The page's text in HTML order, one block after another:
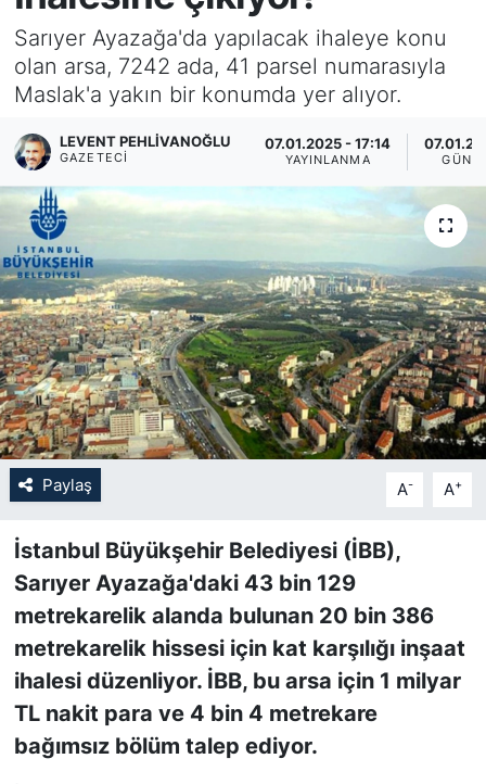
Sarıyer Ayazağa'da yapılacak ihaleye konu
olan arsa, 7242 ada, 41 parsel numarasıyla
Maslak'a yakın bir konumda yer alıyor.
LEVENT PEHLIVANOĞLU
GAZETECI
07.01.2025 - 17:14
YAYINLANMA
Paylaş A- A+
İstanbul Büyükşehir Belediyesi (İBB),
Sarıyer Ayazağa'daki 43 bin 129
metrekarelik alanda bulunan 20 bin 386
metrekarelik hissesi için kat karşılığı inşaat
ihalesi düzenliyor. İBB, bu arsa için 1 milyar
TL nakit para ve 4 bin 4 metrekare
bağımsız bölüm talep ediyor.
KÖŞE YAZILARI
KÖŞE YAZILARI (Arşiv)
KÜLTÜR SANAT
MAGAZİN
RÖPORTAJ
SAĞLIK
SARIYER HABERLERİ
SARIYER İMAR BARIŞI
SEKTÖR
SİYASET
SON DAKİKA HABERİ
SPOR
TEKNOLOJİ
TÜRKİYE VE DÜNYA GÜNDEMİ